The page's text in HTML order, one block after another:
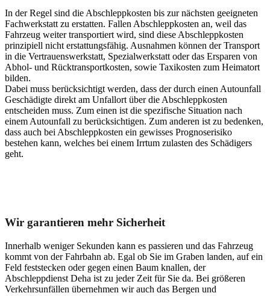
In der Regel sind die Abschleppkosten bis zur nächsten geeigneten
Fachwerkstatt zu erstatten. Fallen Abschleppkosten an, weil das
Fahrzeug weiter transportiert wird, sind diese Abschleppkosten
prinzipiell nicht erstattungsfähig. Ausnahmen können der Transport
in die Vertrauenswerkstatt, Spezialwerkstatt oder das Ersparen von
Abhol- und Rücktransportkosten, sowie Taxikosten zum Heimatort
bilden.
Dabei muss berücksichtigt werden, dass der durch einen Autounfall
Geschädigte direkt am Unfallort über die Abschleppkosten
entscheiden muss. Zum einen ist die spezifische Situation nach
einem Autounfall zu berücksichtigen. Zum anderen ist zu bedenken,
dass auch bei Abschleppkosten ein gewisses Prognoserisiko
bestehen kann, welches bei einem Irrtum zulasten des Schädigers
geht.
Wir garantieren mehr Sicherheit
Innerhalb weniger Sekunden kann es passieren und das Fahrzeug
kommt von der Fahrbahn ab. Egal ob Sie im Graben landen, auf ein
Feld feststecken oder gegen einen Baum knallen, der
Abschleppdienst Deha ist zu jeder Zeit für Sie da. Bei größeren
Verkehrsunfällen übernehmen wir auch das Bergen und